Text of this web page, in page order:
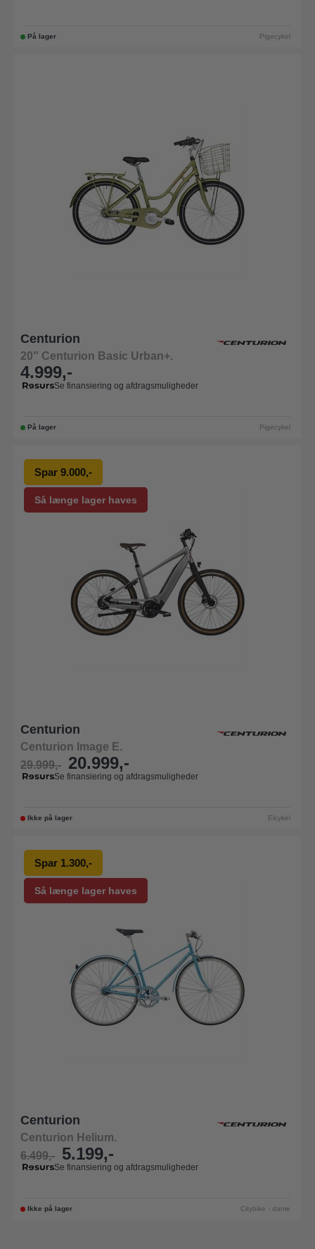
På lager Pigecykel
Centurion
20" Centurion Basic Urban+.
4.999,-
Se finansiering og afdragsmuligheder
På lager Pigecykel
Så længe lager haves
Spar 9.000,-
Centurion
Centurion Image E.
29.999,-
20.999,-
Se finansiering og afdragsmuligheder
Ikke på lager Elcykel
Så længe lager haves
Spar 1.300,-
Centurion
Centurion Helium.
6.499,-
5.199,-
Se finansiering og afdragsmuligheder
Ikke på lager Citybike - dame